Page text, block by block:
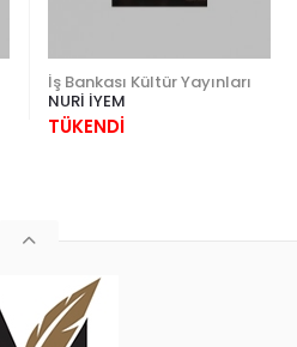
İş Bankası Kültür Yayınları
NURİ İYEM
TÜKENDİ